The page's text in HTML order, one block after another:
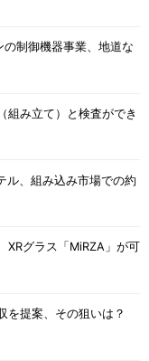
の制御機器事業、地道な
組み立て）と検査ができ
ル、組み込み市場での約
グラス「MiRZA」が可
を提案、その狙いは？